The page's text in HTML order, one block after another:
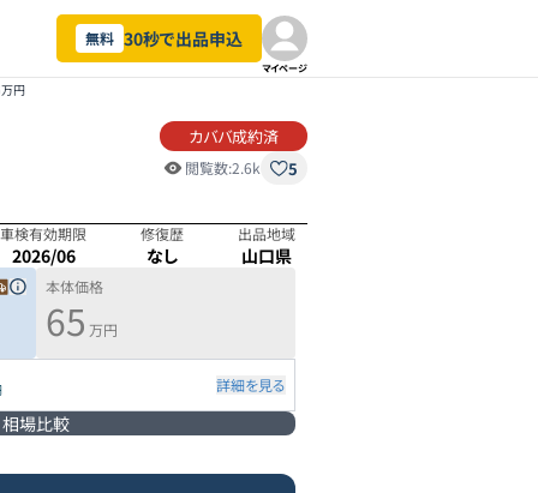
無料 30秒で出品申込
マイページ
円
カババ成約済
閲覧数:2.6k 5
車検有効期限
2026/06
修復歴
なし
出品地域
山口県
本体価格
65 万円
詳細を見る
相場比較